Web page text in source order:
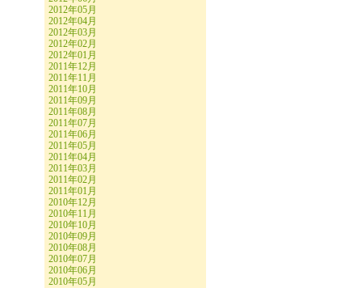
2012年05月
2012年04月
2012年03月
2012年02月
2012年01月
2011年12月
2011年11月
2011年10月
2011年09月
2011年08月
2011年07月
2011年06月
2011年05月
2011年04月
2011年03月
2011年02月
2011年01月
2010年12月
2010年11月
2010年10月
2010年09月
2010年08月
2010年07月
2010年06月
2010年05月